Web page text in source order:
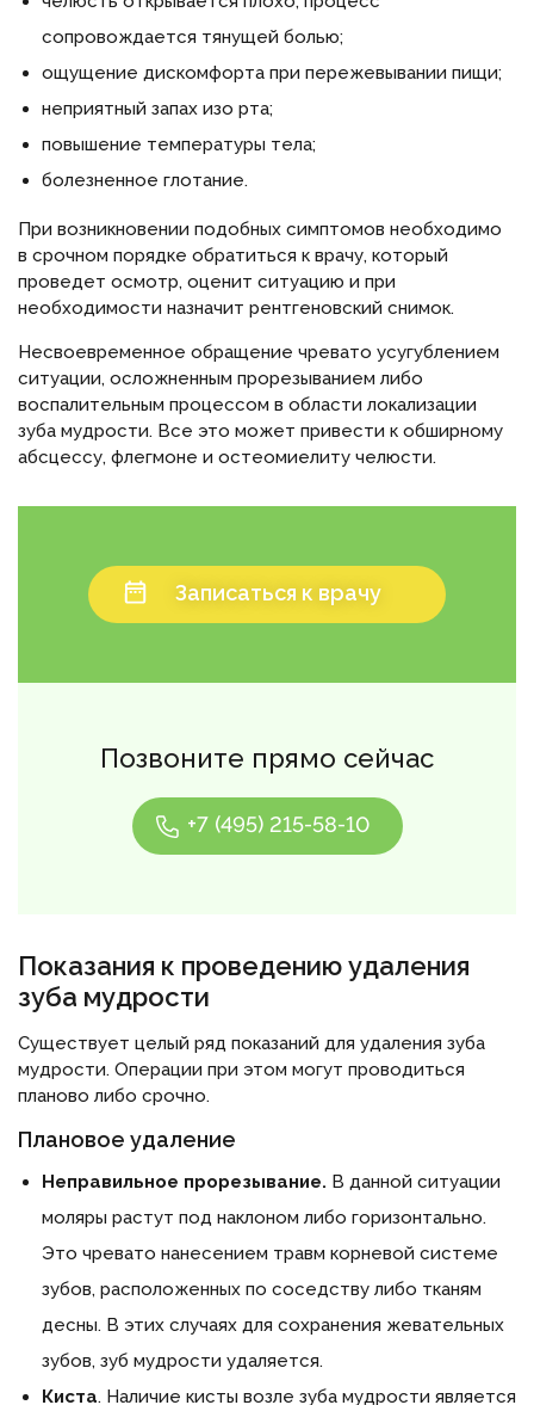
сопровождается тянущей болью;
ощущение дискомфорта при пережевывании пищи;
неприятный запах изо рта;
повышение температуры тела;
болезненное глотание.
При возникновении подобных симптомов необходимо
в срочном порядке обратиться к врачу, который
проведет осмотр, оценит ситуацию и при
необходимости назначит рентгеновский снимок.
Несвоевременное обращение чревато усугублением
ситуации, осложненным прорезыванием либо
воспалительным процессом в области локализации
зуба мудрости. Все это может привести к обширному
абсцессу, флегмоне и остеомиелиту челюсти.
Позвоните прямо сейчас
+7 (495) 215-58-10
Записаться к врачу
Показания к проведению удаления
зуба мудрости
Существует целый ряд показаний для удаления зуба
мудрости. Операции при этом могут проводиться
планово либо срочно.
Плановое удаление
Неправильное прорезывание. В данной ситуации
моляры растут под наклоном либо горизонтально.
Это чревато нанесением травм корневой системе
зубов, расположенных по соседству либо тканям
десны. В этих случаях для сохранения жевательных
зубов, зуб мудрости удаляется.
Киста. Наличие кисты возле зуба мудрости является